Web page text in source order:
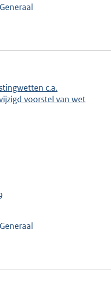
c.a.
voorstel van wet